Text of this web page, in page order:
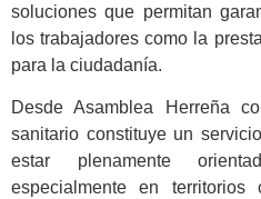
soluciones que permitan
los trabajadores como la
para la ciudadanía.
Desde Asamblea Herreña
sanitario constituye un
estar plenamente
especialmente en